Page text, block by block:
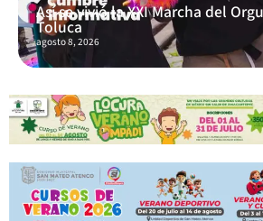
Así se vivió la XXI Marcha del
Toluca
agosto 8, 2026